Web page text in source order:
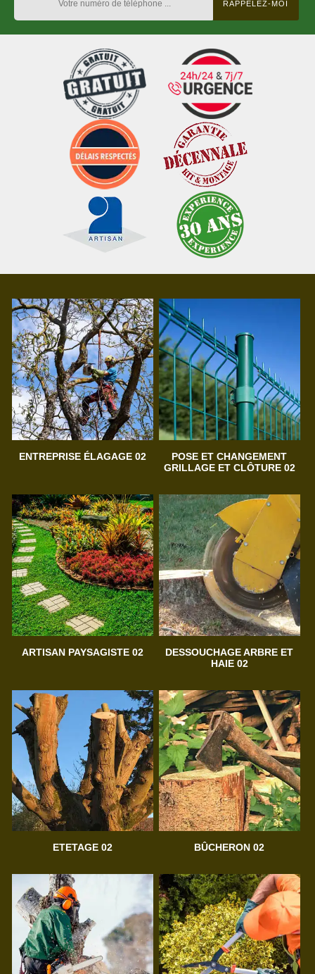
ENTREPRISE ÉLAGAGE 02
POSE ET CHANGEMENT
GRILLAGE ET CLÔTURE 02
ARTISAN PAYSAGISTE 02
DESSOUCHAGE ARBRE ET
HAIE 02
ETETAGE 02 BÛCHERON 02